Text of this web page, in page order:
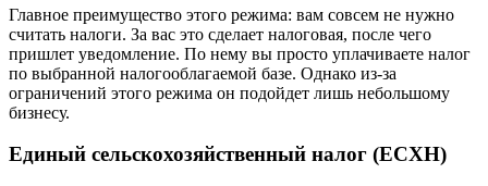
Главное преимущество этого режима: вам совсем не нужно
считать налоги. За вас это сделает налоговая, после чего
пришлет уведомление. По нему вы просто уплачиваете налог
по выбранной налогооблагаемой базе. Однако из-за
ограничений этого режима он подойдет лишь небольшому
бизнесу.
Единый сельскохозяйственный налог (ЕСХН)